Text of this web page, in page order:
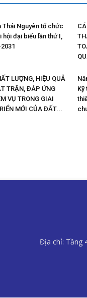
Thái Nguyên tổ chức
đại biểu lần thứ I,
LƯỢNG, HIỆU QUẢ
TRẬN, ĐÁP ỨNG
VỤ TRONG GIAI
MỚI CỦA ĐẤT...
Kỹ
Địa chỉ: Tầng